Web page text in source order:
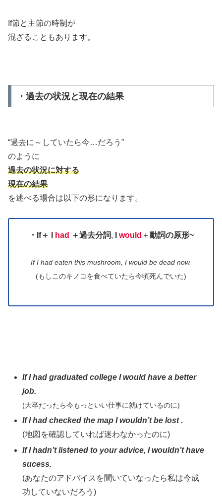
If節と主節の時制が
混ざることもあります。
・過去の状況と現在の結果
“過去に～していたら今…だろう”
のように
過去の状況に対する
現在の結果
を述べる場合は以下の形になります。
・ If＋ had ＋過去分詞, would ＋動詞の原形~
If I had eaten this mushroom, I would be dead now.
(もしこのキノコを食べていたら今頃死んでいた)
If I had graduated college I would have a better
job.
(大卒だったら今もっといい仕事に就けているのに)
If I had checked the map I wouldn’t be lost .
(地図を確認していれば迷わなかったのに)
If I hadn’t listened to your advice, I wouldn’t have
sucess.
(あなたのアドバイスを聞いていなったら私は今成
功していないだろう)